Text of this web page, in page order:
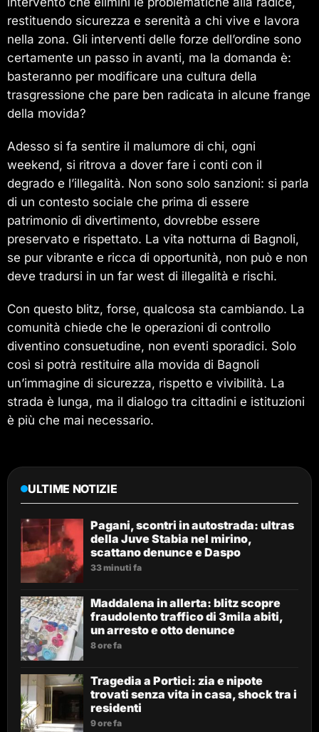
restituendo sicurezza e serenità a chi vive e lavora
nella zona. Gli interventi delle forze dell’ordine sono
certamente un passo in avanti, ma la domanda è:
basteranno per modificare una cultura della
trasgressione che pare ben radicata in alcune frange
della movida?
Adesso si fa sentire il malumore di chi, ogni
weekend, si ritrova a dover fare i conti con il
degrado e l’illegalità. Non sono solo sanzioni: si parla
di un contesto sociale che prima di essere
patrimonio di divertimento, dovrebbe essere
preservato e rispettato. La vita notturna di Bagnoli,
se pur vibrante e ricca di opportunità, non può e non
deve tradursi in un far west di illegalità e rischi.
Con questo blitz, forse, qualcosa sta cambiando. La
comunità chiede che le operazioni di controllo
diventino consuetudine, non eventi sporadici. Solo
così si potrà restituire alla movida di Bagnoli
un’immagine di sicurezza, rispetto e vivibilità. La
strada è lunga, ma il dialogo tra cittadini e istituzioni
è più che mai necessario.
ULTIME NOTIZIE
Pagani, scontri in autostrada: ultras
della Juve Stabia nel mirino,
scattano denunce e Daspo
33 minuti fa
Maddalena in allerta: blitz scopre
fraudolento traffico di 3mila abiti,
un arresto e otto denunce
8 ore fa
Tragedia a Portici: zia e nipote
trovati senza vita in casa, shock tra i
residenti
9 ore fa